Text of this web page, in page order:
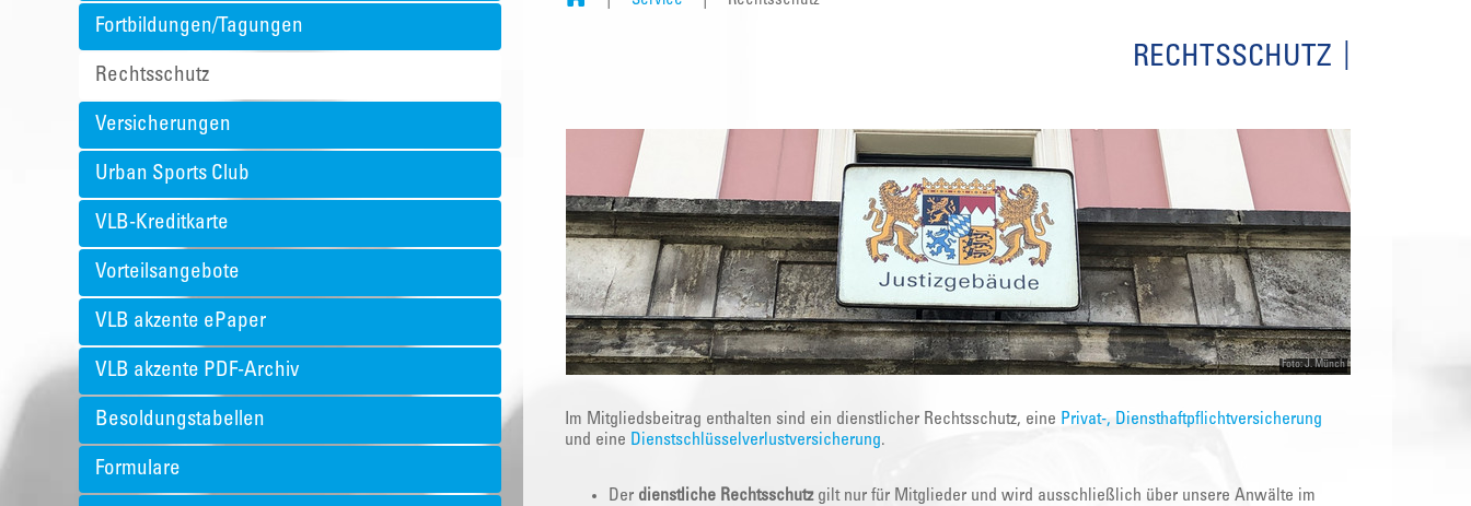
Fortbildungen/Tagungen
Rechtsschutz
Versicherungen
Urban Sports Club
VLB-Kreditkarte
Vorteilsangebote
VLB akzente ePaper
VLB akzente PDF-Archiv
Besoldungstabellen
Formulare
RECHTSSCHUTZ
Foto: J. Münch
Im Mitgliedsbeitrag enthalten sind ein dienstlicher Rechtsschutz, eine Privat-, Diensthaftpflichtversicherung
und eine Dienstschlüsselverlustversicherung.
Der dienstliche Rechtsschutzgilt nur für Mitglieder und wird ausschließlich über unsere Anwälte im